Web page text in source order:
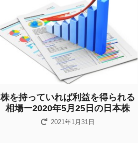
株を持っていれば利益を得られる
相場ー2020年5月25日の日本株
2021年1月31日